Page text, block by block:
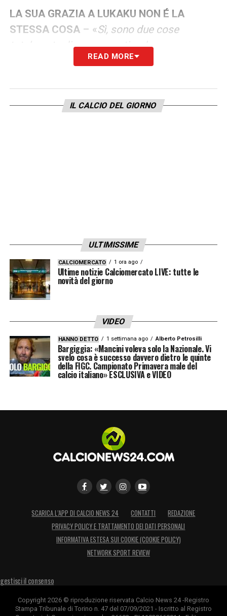
LA SUA GRAZIA A LUKAKU NON É LA
STESSA COSA– «Sì, sono due cose
totalmente diverse a partire da una
circostanza di facile intuizione: il rosso a
giallo a Lukaku no. Si trattava di una
seconda ammonizione scattata perché,
LA PLAYLIST DELLE NOSTRE TOP NEWS
READ MORE
IL CALCIO DEL GIORNO
ULTIMISSIME
CALCIOMERCATO 1 ora ago
Ultime notizie Calciomercato LIVE: tutte le
novità del giorno
VIDEO
HANNO DETTO 1 settimana ago Alberto Petrosilli
Bargiggia: «Mancini voleva solo la Nazionale. Vi
svelo cosa è successo davvero dietro le quinte
della FIGC. Campionato Primavera male del
calcio italiano» ESCLUSIVA e VIDEO
SCARICA L’APP DI CALCIO NEWS 24 CONTATTI
REDAZIONE
PRIVACY POLICY E TRATTAMENTO DEI DATI PERSONALI
INFORMATIVA ESTESA SUI COOKIE (COOKIE POLICY)
NETWORK SPORT REVIEW
gestisci il consenso
Copyright 2026 © riproduzione riservata Calcio News 24 -Registro
Stampa Tribunale di Torino n. 47 del 07/09/2021 - Iscritto al Registro